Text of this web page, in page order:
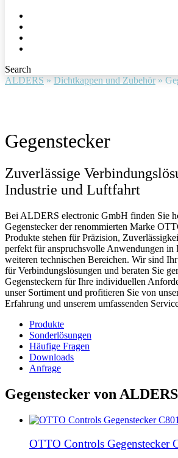
Search
ALDERS » Dichtkappen und Zubehör»
Gegenstecker
Zuverlässige
Industrie und Luftfahrt
Bei ALDERS electronic GmbH finden Sie
Gegenstecker der renommierten Marke
Produkte stehen für Präzision,
perfekt für anspruchsvolle Anwendungen
weiteren technischen Bereichen. Wir sind
für Verbindungslösungen und beraten Sie
Gegensteckern für Ihre individuellen
unser Sortiment und profitieren Sie von
Erfahrung und unserem umfassenden
Produkte
Sonderlösungen
Häufige Fragen
Downloads
Anfrage
Gegenstecker von ALDERS
OTTO Controls Gegenstecker